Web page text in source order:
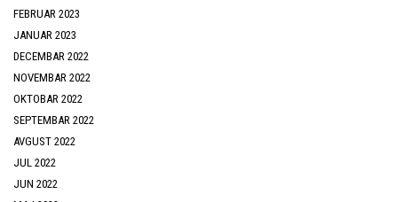
FEBRUAR 2023
JANUAR 2023
DECEMBAR 2022
NOVEMBAR 2022
OKTOBAR 2022
SEPTEMBAR 2022
AVGUST 2022
JUL 2022
JUN 2022